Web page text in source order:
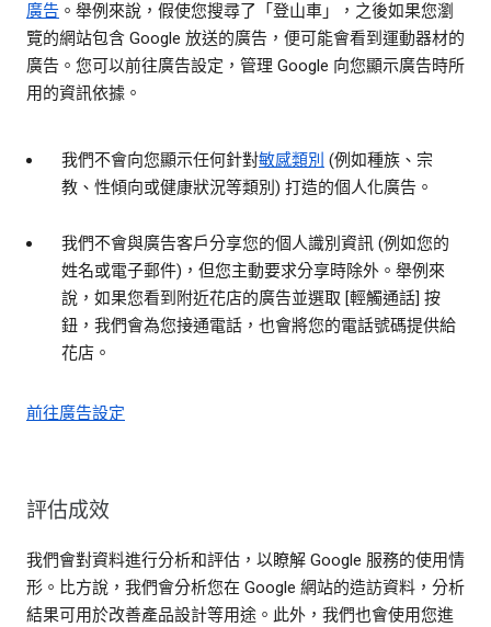
廣告 。舉例來說，假使您搜尋了「登山車」，之後如果您瀏
覽的網站包含 Google 放送的廣告，便可能會看到運動器材的
廣告。您可以前往廣告設定，管理 Google 向您顯示廣告時所
用的資訊依據。
我們不會向您顯示任何針對敏感類別 (例如種族、宗
教、性傾向或健康狀況等類別) 打造的個人化廣告。
我們不會與廣告客戶分享您的個人識別資訊 (例如您的
姓名或電子郵件)，但您主動要求分享時除外。舉例來
說，如果您看到附近花店的廣告並選取 [輕觸通話] 按
鈕，我們會為您接通電話，也會將您的電話號碼提供給
花店。
前往廣告設定
評估成效
我們會對資料進行分析和評估，以瞭解 Google 服務的使用情
形。比方說，我們會分析您在 Google 網站的造訪資料，分析
結果可用於改善產品設計等用途。此外，我們也會使用您進